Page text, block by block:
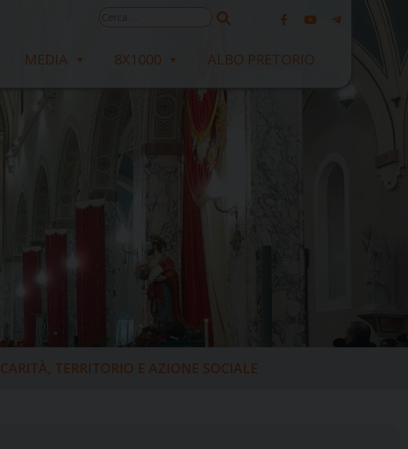
Ricerca
per:
MEDIA 8X1000 ALBO PRETORIO
CARITÀ, TERRITORIO E AZIONE SOCIALE